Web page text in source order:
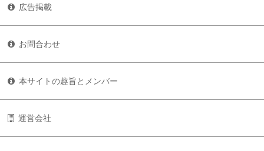
広告掲載
お問合わせ
本サイトの趣旨とメンバー
運営会社